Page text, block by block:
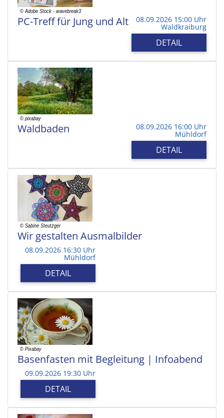
PC-Treff für Jung und Alt 08.09.2026 15:00 Uhr
Waldkraiburg
DETAIL
Waldbaden 08.09.2026 16:00 Uhr
Mühldorf
DETAIL
Wir gestalten Ausmalbilder
08.09.2026 16:30 Uhr
Mühldorf
DETAIL
Basenfasten mit Begleitung | Infoabend
09.09.2026 19:30 Uhr
DETAIL